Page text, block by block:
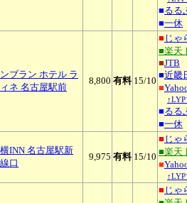
■るる
■一休
ブラン ホテル ラ
ネ 名古屋駅前
8,800 有料 15/10
■ じゃ
■楽天
■JTB
■近畿
■
■るる
■一休
INN 名古屋駅新
口
9,975 有料 15/10
■ じゃ
■楽天
■
■ じゃ